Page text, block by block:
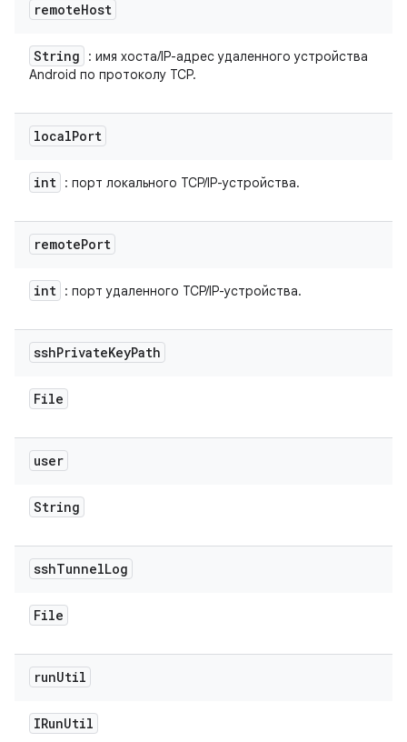
remoteHost
String
: имя хоста/IP-адрес удаленного устройства
Android по протоколу TCP.
localPort
int : порт локального TCP/IP-устройства.
remotePort
int : порт удаленного TCP/IP-устройства.
sshPrivateKeyPath
File
user
String
sshTunnelLog
File
runUtil
IRunUtil